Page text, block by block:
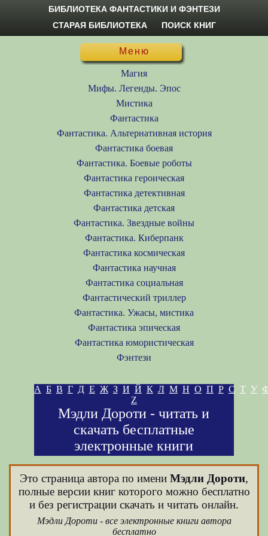
БИБЛИОТЕКА ФАНТАСТИКИ И ФЭНТЕЗИ
СТАРАЯ БИБЛИОТЕКА
ПОИСК КНИГ
Меню
Магия
Мифы. Легенды. Эпос
Мистика
Фантастика
Фантастика. Альтернативная история
Фантастика боевая
Фантастика. Боевые роботы
Фантастика героическая
Фантастика детективная
Фантастика детская
Фантастика. Звездные войны
Фантастика. Киберпанк
Фантастика космическая
Фантастика научная
Фантастика социальная
Фантастический триллер
Фантастика. Ужасы, мистика
Фантастика эпическая
Фантастика юмористическая
Фэнтези
А Б В Г Д Е Ж З И Й К Л М Н О П Р С Т У
Z
Мэдли Дороти - читать и
скачать бесплатные
электронные книги
Это страница автора по имени Мэдли Дороти,
полные версии книг которого можно бесплатно
и без регистрации скачать и читать онлайн.
Мэдли Дороти - все электронные книги автора
бесплатно